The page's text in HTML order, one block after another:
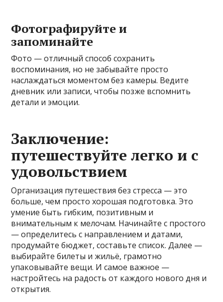
Фотографируйте и
запоминайте
Фото — отличный способ сохранить
воспоминания, но не забывайте просто
наслаждаться моментом без камеры. Ведите
дневник или записи, чтобы позже вспомнить
детали и эмоции.
Заключение:
путешествуйте легко и с
удовольствием
Организация путешествия без стресса — это
больше, чем просто хорошая подготовка. Это
умение быть гибким, позитивным и
внимательным к мелочам. Начинайте с простого
— определитесь с направлением и датами,
продумайте бюджет, составьте список. Далее —
выбирайте билеты и жильё, грамотно
упаковывайте вещи. И самое важное —
настройтесь на радость от каждого нового дня и
открытия.